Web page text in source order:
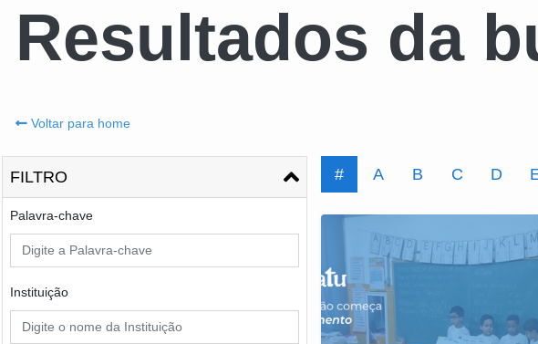
Resultados da
Voltar para home
FILTRO
Palavra-chave
Instituição
# A B C D